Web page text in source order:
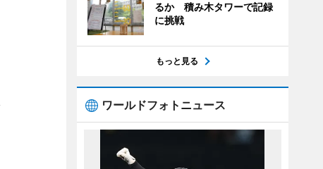
るか 積み木タワーで記録
に挑戦
もっと見る
ワールドフォトニュース